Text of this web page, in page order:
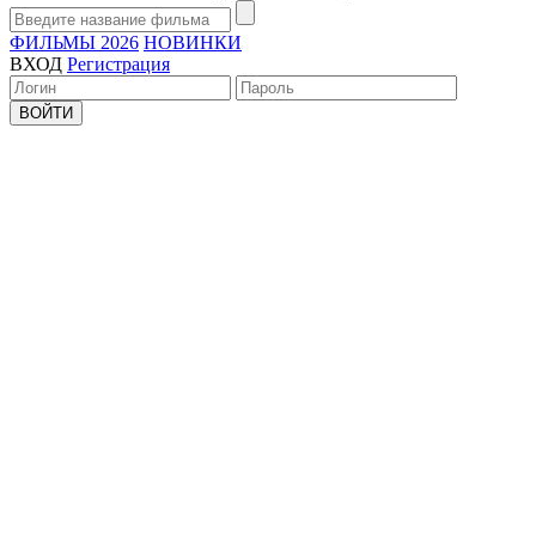
ФИЛЬМЫ 2026 НОВИНКИ
ВХОД Регистрация